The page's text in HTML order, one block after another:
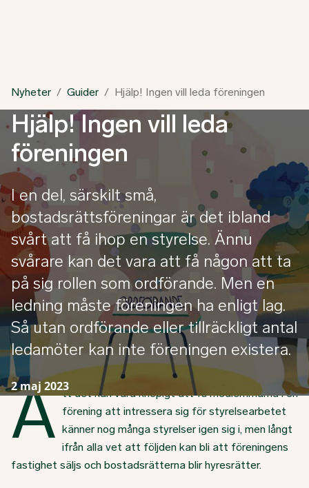
Nyheter Guider Hjälp! Ingen vill leda föreningen
Hjälp! Ingen vill leda
föreningen
I en del, särskilt små,
bostadsrättsföreningar är det ibland
svårt att få ihop en styrelse. Ännu
svårare kan det vara att få någon att ta
på sig rollen som ordförande. Men en
ledning måste föreningen ha enligt lag.
Så utan ordförande eller tillräckligt antal
ledamöter kan inte föreningen existera.
2 maj 2023
A tt det kan vara knepigt att få medlemmarna i en
förening att intressera sig för styrelsearbetet
känner nog många styrelser igen sig i, men långt
ifrån alla vet att följden kan bli att föreningens
fastighet säljs och bostadsrätterna blir hyresrätter.